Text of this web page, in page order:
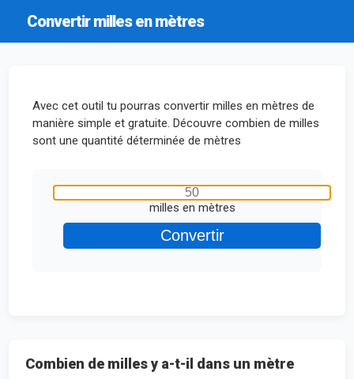
Convertir milles en mètres
Avec cet outil tu pourras convertir milles en mètres de
manière simple et gratuite. Découvre combien de milles
sont une quantité déterminée de mètres
milles en mètres
Combien de milles y a-t-il dans un mètre